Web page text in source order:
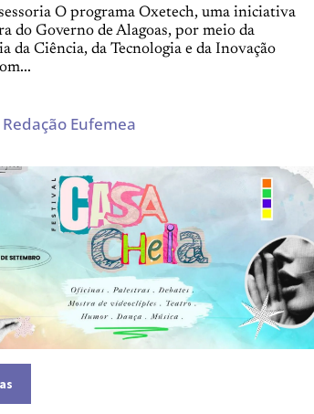
O programa Oxetech, uma iniciativa
do Governo de Alagoas, por meio da
da Ciência, da Tecnologia e da Inovação
Redação Eufemea